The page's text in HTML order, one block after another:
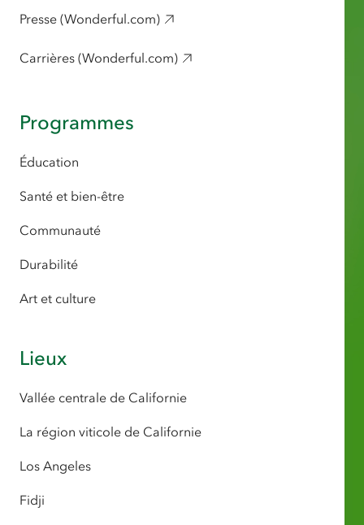
Presse (Wonderful.com)
Carrières (Wonderful.com)
Programmes
Éducation
Santé et bien-être
Communauté
Durabilité
Art et culture
Lieux
Vallée centrale de Californie
La région viticole de Californie
Los Angeles
Fidji